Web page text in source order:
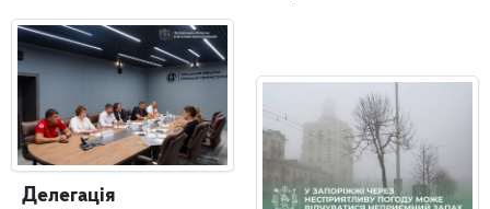
Делегація